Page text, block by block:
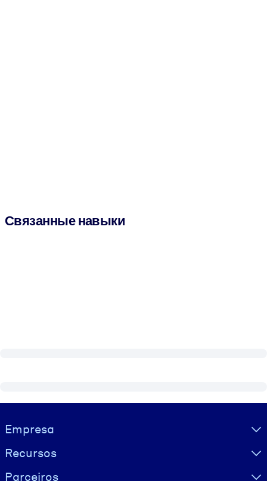
Связанные навыки
Visually hidden Text
Empresa
Recursos
Parceiros